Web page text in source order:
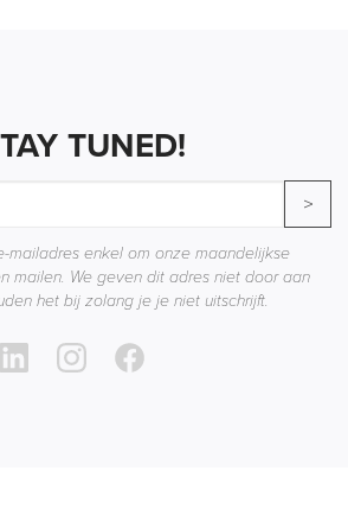
TUNED!
>
mailadres enkel om onze maandelijkse
mailen. We geven dit adres niet door aan
het bij zolang je je niet uitschrijft.